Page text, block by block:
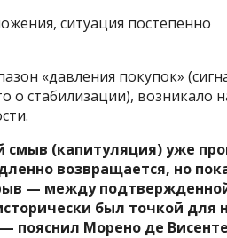
ситуация постепенно
«давления покупок»
о стабилизации), возникало
смыв (капитуляция) уже
возвращается, но
— между
был точкой для
пояснил Морено де